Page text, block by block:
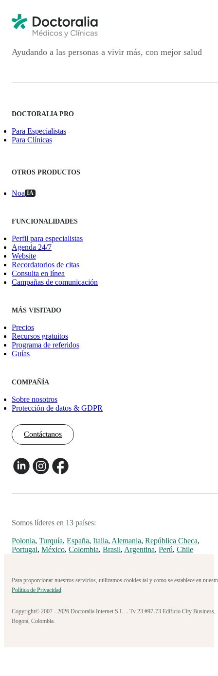
Ayudando a las personas a vivir más, con mejor salud
DOCTORALIA PRO
Para Especialistas
Para Clínicas
OTROS PRODUCTOS
Noa IA
FUNCIONALIDADES
Perfil para especialistas
Agenda 24/7
Website
Recordatorios de citas
Consulta en línea
Campañas de comunicación
MÁS VISITADO
Precios
Recursos gratuitos
Programa de referidos
Guías
COMPAÑÍA
Sobre nosotros
Protección de datos & GDPR
Contáctanos
Somos líderes en 13 países:
Polonia, Turquía, España, Italia, Alemania, República Checa,
Portugal, México, Colombia, Brasil, Argentina, Perú, Chile
Para proporcionar nuestros servicios, utilizamos cookies tal y como se establece en
Política de Privacidad
Copyright© 2007 - 2026 Doctoralia Internet S.L. - Tv 23 #97-73 Edificio City Business,
Bogotá, Colombia.